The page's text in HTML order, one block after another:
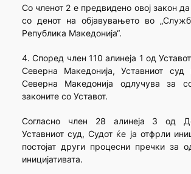
Со членот 2 е предвидено овој закон
со денот на објавувањето во
Република Македонија“.
4. Според член 110 алинеја 1 од
Северна Македонија, Уставниот суд
Северна Македонија одлу­чува за
законите со Уставот.
Согласно член 28 алинеја 3 од
Уставниот суд, Судот ќе ја отфрли
постојат други процесни пречки за
иницијативата.